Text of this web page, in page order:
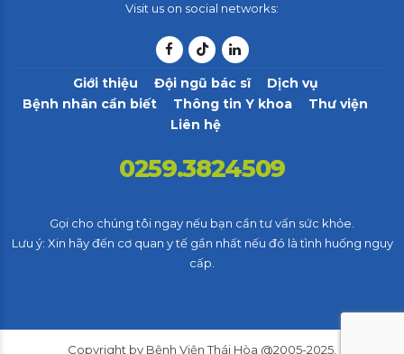
Visit us on social networks:
Giới thiệu Đội ngũ bác sĩ
Dịch vụ
Bệnh nhân cần biết
Thông tin Y khoa
Thư viện
Liên hệ
0259.3824509
Gọi cho chúng tôi ngay nếu bạn cần tư vấn sức khỏe.
Lưu ý: Xin hãy đến cơ quan y tế gần nhất nếu đó là tình huống nguy
cấp.
Copyright by Bệnh Viện Thái Hòa @2005-2025.